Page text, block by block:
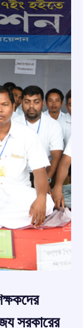
সরকারের